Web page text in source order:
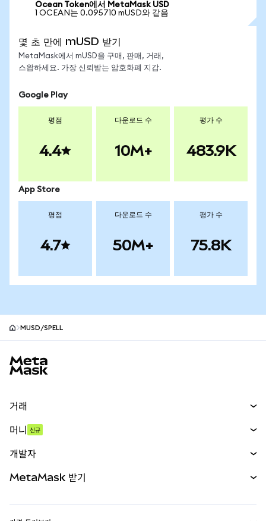
Ocean Token에서 MetaMask USD
1 OCEAN는 0.095710 mUSD와 같음
몇 초 만에 mUSD 받기
MetaMask에서 mUSD을 구매, 판매, 거래,
스왑하세요. 가장 신뢰받는 암호화폐 지갑.
Google Play
평점
4.4
다운로드 수
10M+
평가 수
483.9K
App Store
평점
4.7
다운로드 수
50M+
평가 수
75.8K
MUSD/SPELL
거래
무기한 선물
실물자산
머니 신규
개발자
MetaMask 받기